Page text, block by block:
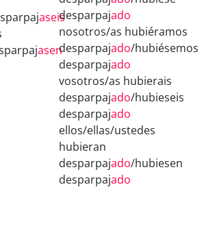
aseis
asen
desparpajado
nosotros/as hubiéramos
desparpajado/hubiésemos
desparpajado
vosotros/as hubierais
desparpajado/hubieseis
desparpajado
ellos/ellas/ustedes
hubieran
desparpajado/hubiesen
desparpajado